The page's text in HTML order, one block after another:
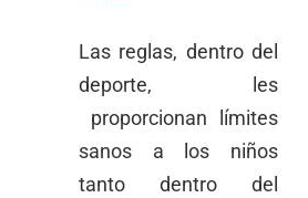
Las reglas, dentro del
deporte, les
proporcionan límites
sanos a los niños
tanto dentro del